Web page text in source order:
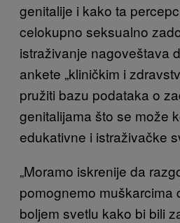
genitalije i kako ta
celokupno seksualno
istraživanje nagoveštava
ankete „kliničkim i
pružiti bazu podataka o
genitalijama što se može
edukativne i istraživačke
„Moramo iskrenije da
pomognemo muškarcima
boljem svetlu kako bi bili